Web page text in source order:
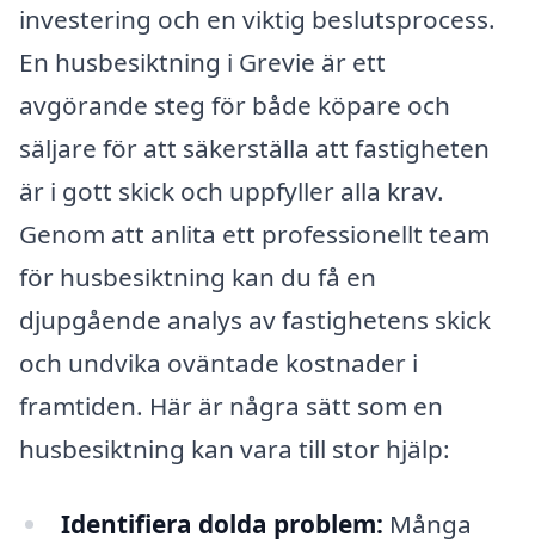
investering och en viktig beslutsprocess.
En husbesiktning i Grevie är ett
avgörande steg för både köpare och
säljare för att säkerställa att fastigheten
är i gott skick och uppfyller alla krav.
Genom att anlita ett professionellt team
för husbesiktning kan du få en
djupgående analys av fastighetens skick
och undvika oväntade kostnader i
framtiden. Här är några sätt som en
husbesiktning kan vara till stor hjälp:
Identifiera dolda problem: Många